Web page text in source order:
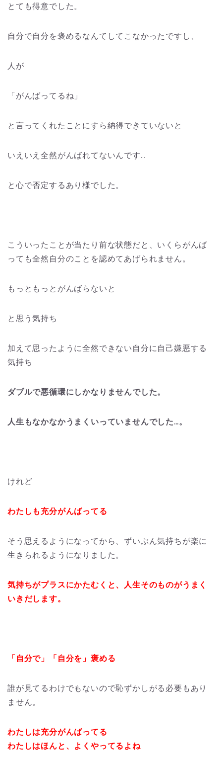
とても得意でした。
自分で自分を褒めるなんてしてこなかったですし、
人が
「がんばってるね」
と言ってくれたことにすら納得できていないと
いえいえ全然がんばれてないんです…
と心で否定するあり様でした。
こういったことが当たり前な状態だと、いくらがんば
っても全然自分のことを認めてあげられません。
もっともっとがんばらないと
と思う気持ち
加えて思ったように全然できない自分に自己嫌悪する
気持ち
ダブルで悪循環にしかなりませんでした。
人生もなかなかうまくいっていませんでした…。
けれど
わたしも充分がんばってる
そう思えるようになってから、ずいぶん気持ちが楽に
生きられるようになりました。
気持ちがプラスにかたむくと、人生そのものがうまく
いきだします。
「自分で」「自分を」褒める
誰が見てるわけでもないので恥ずかしがる必要もあり
ません。
わたしは充分がんばってる
わたしはほんと、よくやってるよね